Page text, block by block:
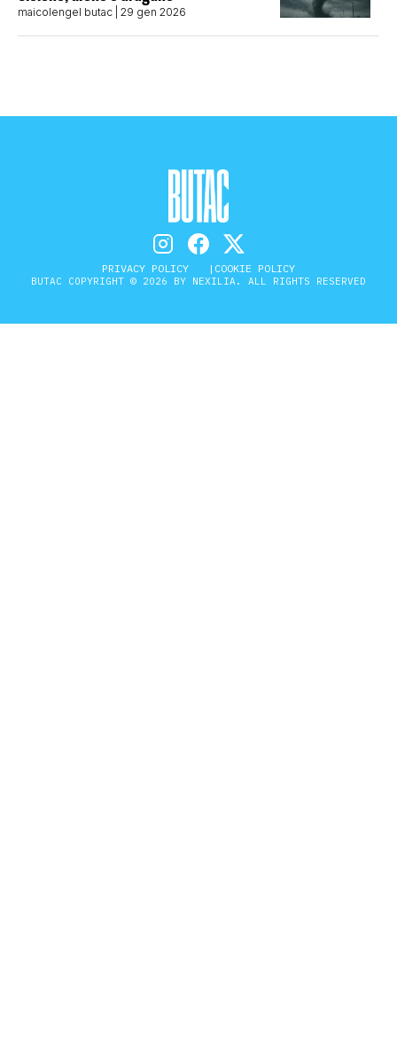
maicolengel butac | 29 gen 2026
PRIVACY POLICY COOKIE POLICY
BUTAC COPYRIGHT © 2026 BY NEXILIA. ALL RIGHTS RESERVED